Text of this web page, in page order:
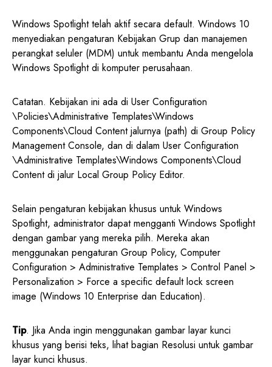
Windows Spotlight telah aktif secara default. Windows 10
menyediakan pengaturan Kebijakan Grup dan manajemen
perangkat seluler (MDM) untuk membantu Anda mengelola
Windows Spotlight di komputer perusahaan.
Catatan. Kebijakan ini ada di User Configuration
\Policies\Administrative Templates\Windows
Components\Cloud Content jalurnya (path) di Group Policy
Management Console, dan di dalam User Configuration
\Administrative Templates\Windows Components\Cloud
Content di jalur Local Group Policy Editor.
Selain pengaturan kebijakan khusus untuk Windows
Spotlight, administrator dapat mengganti Windows Spotlight
dengan gambar yang mereka pilih. Mereka akan
menggunakan pengaturan Group Policy, Computer
Configuration > Administrative Templates > Control Panel >
Personalization > Force a specific default lock screen
image (Windows 10 Enterprise dan Education).
Tip. Jika Anda ingin menggunakan gambar layar kunci
khusus yang berisi teks, lihat bagian Resolusi untuk gambar
layar kunci khusus.